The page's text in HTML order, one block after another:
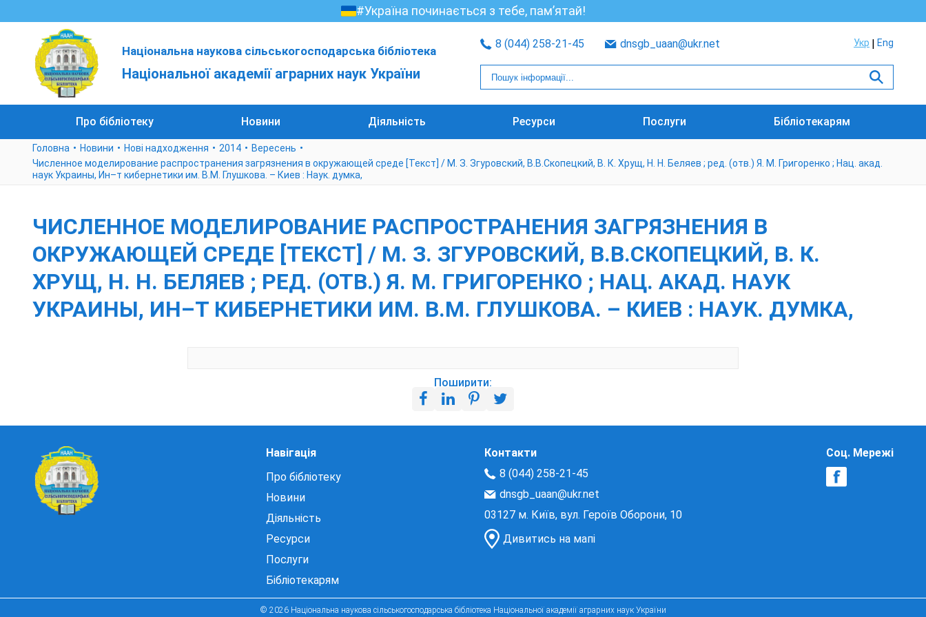
#Україна починається з тебе, пам’ятай!
Національна наукова сільськогосподарська бібліотека
Національної академії аграрних наук України
8 (044) 258-21-45 dnsgb_uaan@ukr.net Укр Eng
Про бібліотеку Новини Діяльність Ресурси Послуги Бібліотекарям
Головна Новини Нові надходження 2014
Вересень
Численное моделирование распространения загрязнения в окружающей среде [Текст] / М. З. Згуровский, В.В.Скопецкий, В. К. Хрущ, Н. Н. Беляев ; ред. (отв.) Я. М. Григоренко ; Нац. акад.
наук Украины, Ин–т кибернетики им. В.М. Глушкова. – Киев : Наук. думка,
ЧИСЛЕННОЕ МОДЕЛИРОВАНИЕ РАСПРОСТРАНЕНИЯ ЗАГРЯЗНЕНИЯ В
ОКРУЖАЮЩЕЙ СРЕДЕ [ТЕКСТ] / М. З. ЗГУРОВСКИЙ, В.В.СКОПЕЦКИЙ, В. К.
ХРУЩ, Н. Н. БЕЛЯЕВ ; РЕД. (ОТВ.) Я. М. ГРИГОРЕНКО ; НАЦ. АКАД. НАУК
УКРАИНЫ, ИН–Т КИБЕРНЕТИКИ ИМ. В.М. ГЛУШКОВА. – КИЕВ : НАУК. ДУМКА,
Поширити:
Навігація
Про бібліотеку
Новини
Діяльність
Ресурси
Послуги
Бібліотекарям
Контакти
8 (044) 258-21-45
dnsgb_uaan@ukr.net
03127 м. Київ, вул. Героїв Оборони, 10
Дивитись на мапі
Соц. Мережі
© 2026 Національна наукова сільськогосподарська бібліотека Національної академії аграрних наук України